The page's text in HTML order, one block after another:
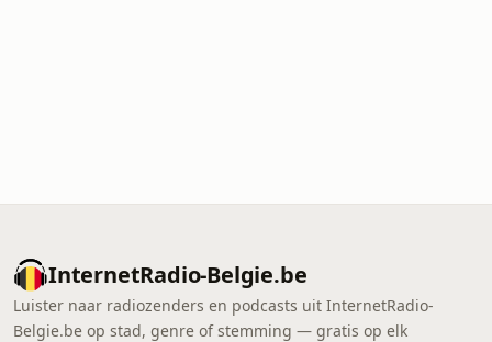
InternetRadio-Belgie.be
Luister naar radiozenders en podcasts uit InternetRadio-
Belgie.be op stad, genre of stemming — gratis op elk